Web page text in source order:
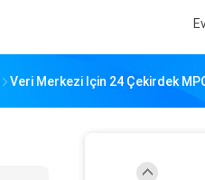
Veri Merkezi Için 24 Çekirdek